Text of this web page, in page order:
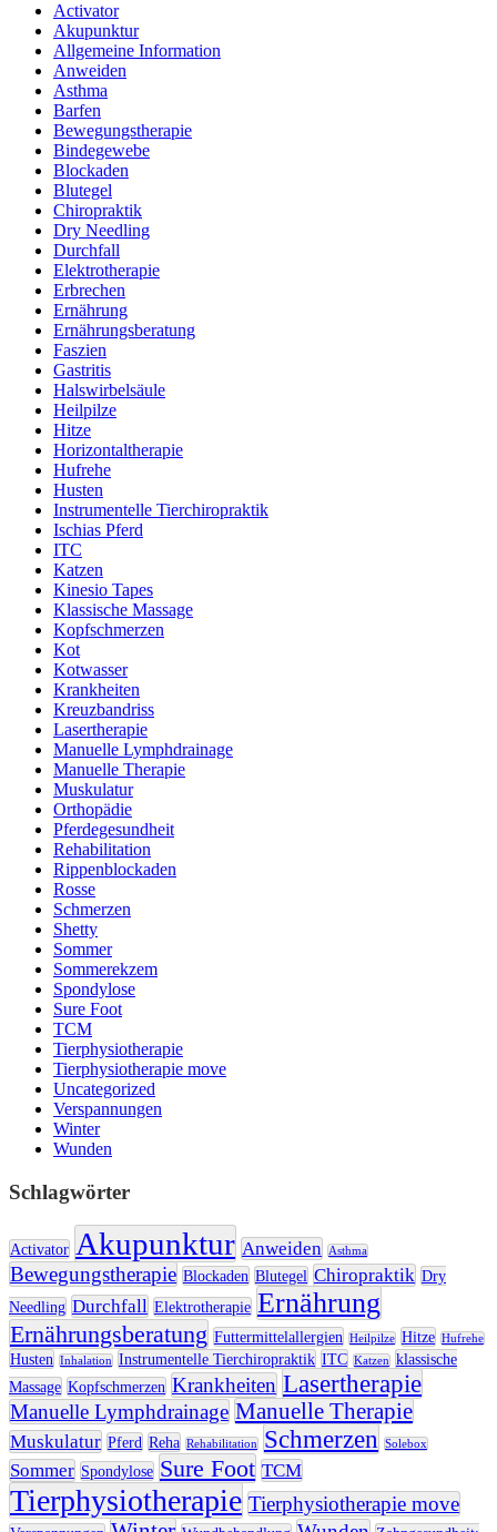
Activator
Akupunktur
Allgemeine Information
Anweiden
Asthma
Barfen
Bewegungstherapie
Bindegewebe
Blockaden
Blutegel
Chiropraktik
Dry Needling
Durchfall
Elektrotherapie
Erbrechen
Ernährung
Ernährungsberatung
Faszien
Gastritis
Halswirbelsäule
Heilpilze
Hitze
Horizontaltherapie
Hufrehe
Husten
Instrumentelle Tierchiropraktik
Ischias Pferd
ITC
Katzen
Kinesio Tapes
Klassische Massage
Kopfschmerzen
Kot
Kotwasser
Krankheiten
Kreuzbandriss
Lasertherapie
Manuelle Lymphdrainage
Manuelle Therapie
Muskulatur
Orthopädie
Pferdegesundheit
Rehabilitation
Rippenblockaden
Rosse
Schmerzen
Shetty
Sommer
Sommerekzem
Spondylose
Sure Foot
TCM
Tierphysiotherapie
Tierphysiotherapie move
Uncategorized
Verspannungen
Winter
Wunden
Schlagwörter
Activator Akupunktur Anweiden Asthma
Bewegungstherapie Blockaden Blutegel Chiropraktik Dry
Needling Durchfall Elektrotherapie Ernährung
Ernährungsberatung Futtermittelallergien Heilpilze Hitze Hufrehe
Husten Inhalation Instrumentelle Tierchiropraktik ITC Katzen
klassische
Massage Kopfschmerzen Krankheiten Lasertherapie
Manuelle Lymphdrainage Manuelle Therapie
Muskulatur Pferd Reha Rehabilitation Schmerzen Solebox
Sommer Spondylose Sure Foot TCM
Tierphysiotherapie Tierphysiotherapie move